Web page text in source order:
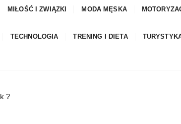
MIŁOŚĆ I ZWIĄZKI MODA MĘSKA
TECHNOLOGIA TRENING I DIETA
?